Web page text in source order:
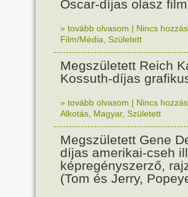
Oscar-díjas olasz
» tovább olvasom | Nincs
Film/Média Született
Megszületett Reich
Kossuth-díjas
» tovább olvasom | Nincs
Alkotás Magyar, Született
Megszületett Gene
díjas amerikai-cseh
képregényszerző,
(Tom és Jerry,